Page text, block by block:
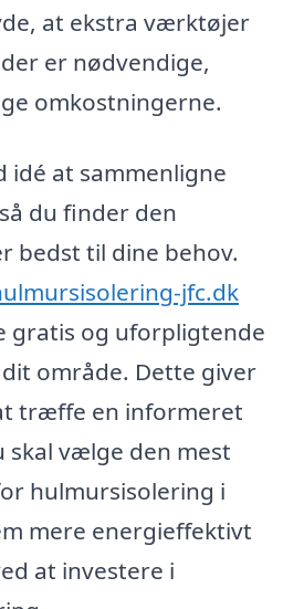
at ekstra værktøjer
er nødvendige,
omkostningerne.
idé at sammenligne
du finder den
bedst til dine behov.
jfc.dk
gratis og uforpligtende
område. Dette giver
træffe en informeret
skal vælge den mest
hulmursisolering i
mere energieffektivt
at investere i